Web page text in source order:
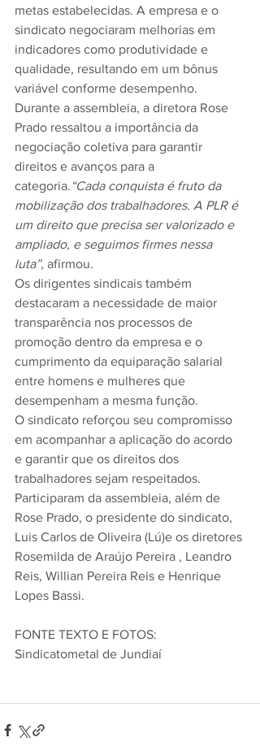
metas estabelecidas. A empresa e o
sindicato negociaram melhorias em
indicadores como produtividade e
qualidade, resultando em um bônus
variável conforme desempenho.
Durante a assembleia, a diretora Rose
Prado ressaltou a importância da
negociação coletiva para garantir
direitos e avanços para a
categoria. “Cada conquista é fruto da
mobilização dos trabalhadores. A PLR é
um direito que precisa ser valorizado e
ampliado, e seguimos firmes nessa
luta”, afirmou.
Os dirigentes sindicais também
destacaram a necessidade de maior
transparência nos processos de
promoção dentro da empresa e o
cumprimento da equiparação salarial
entre homens e mulheres que
desempenham a mesma função.
O sindicato reforçou seu compromisso
em acompanhar a aplicação do acordo
e garantir que os direitos dos
trabalhadores sejam respeitados.
Participaram da assembleia, além de
Rose Prado, o presidente do sindicato,
Luis Carlos de Oliveira (Lú)e os diretores
Rosemilda de Araújo Pereira , Leandro
Reis, Willian Pereira Reis e Henrique
Lopes Bassi.
FONTE TEXTO E FOTOS:
Sindicatometal de Jundiaí